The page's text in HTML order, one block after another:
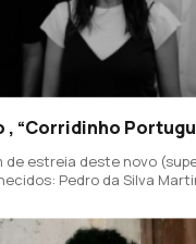
, “Corridinho
de estreia deste novo
Pedro da Silva
Mendes.